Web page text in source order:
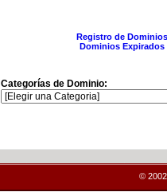
Registro de Dominios
Dominios Expirados
Categorías de Dominio:
©